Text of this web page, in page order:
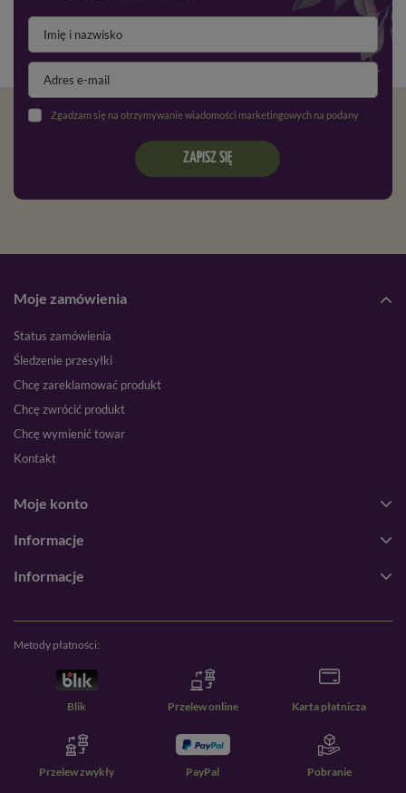
Zgadzam się na otrzymywanie wiadomości marketingowych na podany adres e-mail oraz przetwarzanie danych osobowych zgodnie z
ZAPISZ SIĘ
Moje zamówienia
Status zamówienia
Śledzenie przesyłki
Chcę zareklamować produkt
Chcę zwrócić produkt
Chcę wymienić towar
Kontakt
Moje konto
Informacje
Informacje
Metody płatności:
Blik Przelew online Karta płatnicza
Przelew zwykły PayPal Pobranie